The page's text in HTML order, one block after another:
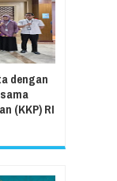
dengan
(KKP) RI